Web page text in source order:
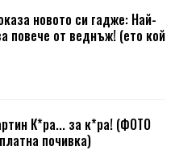
новото си гадже: Най-
повече от веднъж! (ето кой
К*ра... за к*ра! (ФОТО
почивка)